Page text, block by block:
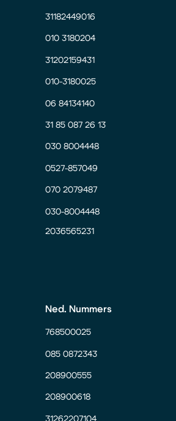
31182449016
010 3180204
31202159431
010-3180025
06 84134140
31 85 087 26 13
030 8004448
0527-857049
070 2079487
030-8004448
2036565231
Ned. Nummers
768500025
085 0872343
208900555
208900618
31262207104